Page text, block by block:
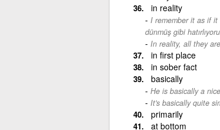
in reality
I remember it as if it
dünmüş gibi
In reality, all they
in first place
in sober fact
basically
He is basically a
It's basically quite
primarily
at bottom